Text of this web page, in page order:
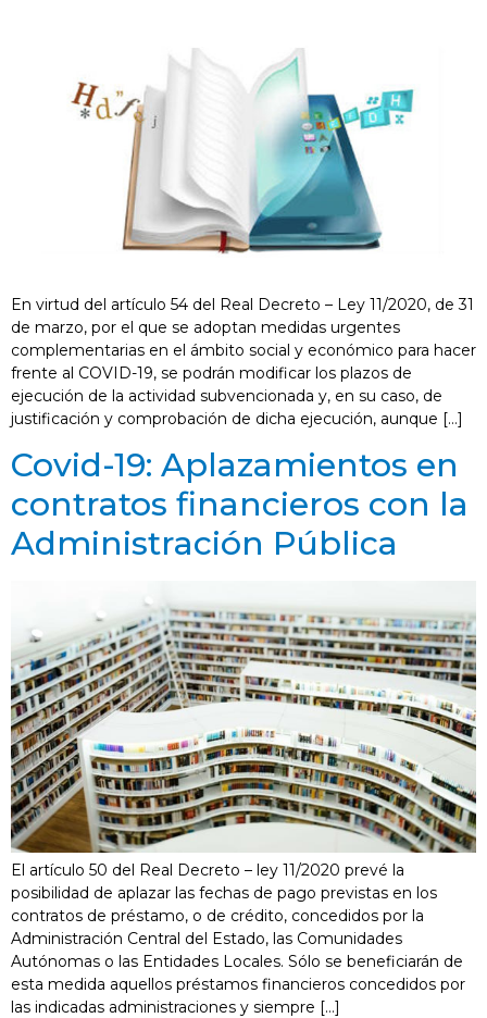
En virtud del artículo 54 del Real Decreto – Ley 11/2020, de 31
de marzo, por el que se adoptan medidas urgentes
complementarias en el ámbito social y económico para hacer
frente al COVID-19, se podrán modificar los plazos de
ejecución de la actividad subvencionada y, en su caso, de
justificación y comprobación de dicha ejecución, aunque […]
Covid-19: Aplazamientos en
contratos financieros con la
Administración Pública
El artículo 50 del Real Decreto – ley 11/2020 prevé la
posibilidad de aplazar las fechas de pago previstas en los
contratos de préstamo, o de crédito, concedidos por la
Administración Central del Estado, las Comunidades
Autónomas o las Entidades Locales. Sólo se beneficiarán de
esta medida aquellos préstamos financieros concedidos por
las indicadas administraciones y siempre […]